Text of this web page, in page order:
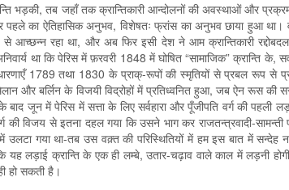
भड़की, तब जहाँ तक क्रान्तिकारी आन्दोलनों की अवस्थाओं और
का ऐतिहासिक अनुभव, विशेषतः फ्रांस का अनुभव छाया हुआ था।
आच्छन्न रहा था, और अब फिर इसी देश ने आम क्रान्तिकारी
था कि पेरिस में फ़रवरी 1848 में घोषित “सामाजिक” क्रान्ति के,
1789 तथा 1830 के प्राक्-रूपों की स्मृतियों से प्रबल रूप से
और बर्लिन के विजयी विद्रोहों में प्रतिध्वनित हुआ, जब ऐन रूस
जून में पेरिस में सत्ता के लिए सर्वहारा और पूँजीपति वर्ग की पहली
की विजय से इतना दहल गया कि उसने भाग कर राजतन्त्रवादी-सामन्ती
उलटा गया था-तब उस वक़्त की परिस्थितियों में हम इस बात में
यह लड़ाई क्रान्ति के एक ही लम्बे, उतार-चढ़ाव वाले काल में लड़नी
हो सकती है।